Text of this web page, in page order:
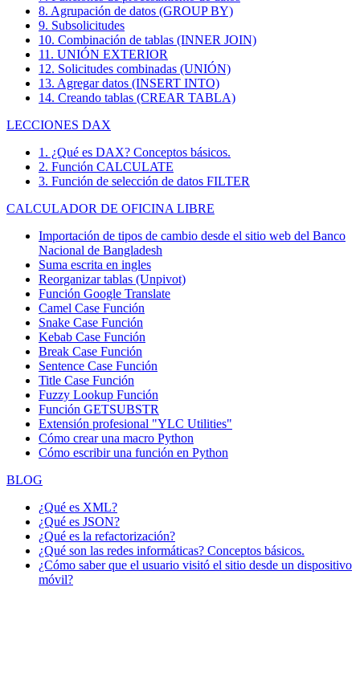
8. Agrupación de datos (GROUP BY)
9. Subsolicitudes
10. Combinación de tablas (INNER JOIN)
11. UNIÓN EXTERIOR
12. Solicitudes combinadas (UNIÓN)
13. Agregar datos (INSERT INTO)
14. Creando tablas (CREAR TABLA)
LECCIONES DAX
1. ¿Qué es DAX? Conceptos básicos.
2. Función CALCULATE
3. Función de selección de datos FILTER
CALCULADOR DE OFICINA LIBRE
Importación de tipos de cambio desde el sitio web del Banco
Nacional de Bangladesh
Suma escrita en ingles
Reorganizar tablas (Unpivot)
Función Google Translate
Camel Case Función
Snake Case Función
Kebab Case Función
Break Case Función
Sentence Case Función
Title Case Función
Fuzzy Lookup Función
Función GETSUBSTR
Extensión profesional "YLC Utilities"
Cómo crear una macro Python
Cómo escribir una función en Python
BLOG
¿Qué es XML?
¿Qué es JSON?
¿Qué es la refactorización?
¿Qué son las redes informáticas? Conceptos básicos.
¿Cómo saber que el usuario visitó el sitio desde un dispositivo
móvil?